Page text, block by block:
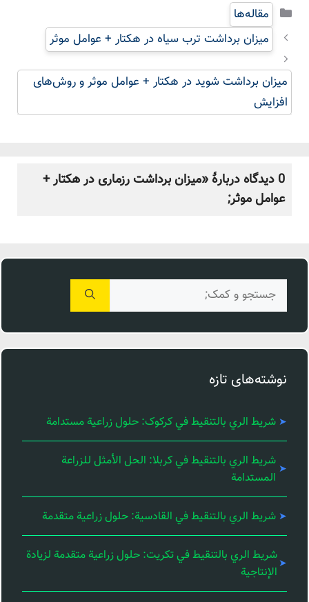
دسته‌ها
مقاله‌ها
میزان برداشت ترب سیاه در هکتار + عوامل موثر
میزان برداشت شوید در هکتار + عوامل موثر و روش‌های
افزایش
0 دیدگاه دربارهٔ «میزان برداشت رزماری در هکتار +
عوامل موثر;
برای:
نوشته‌های تازه
شريط الري بالتنقيط في کرکوک: حلول زراعية مستدامة
شريط الري بالتنقيط في كربلا: الحل الأمثل للزراعة
المستدامة
شريط الري بالتنقيط في القادسية: حلول زراعية متقدمة
شريط الري بالتنقيط في تكريت: حلول زراعية متقدمة لزيادة
الإنتاجية